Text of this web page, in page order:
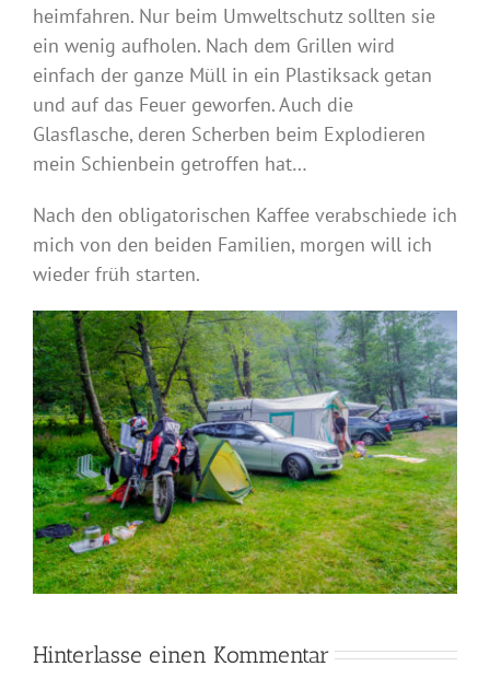
heimfahren. Nur beim Umweltschutz sollten sie
ein wenig aufholen. Nach dem Grillen wird
einfach der ganze Müll in ein Plastiksack getan
und auf das Feuer geworfen. Auch die
Glasflasche, deren Scherben beim Explodieren
mein Schienbein getroffen hat…
Nach den obligatorischen Kaffee verabschiede ich
mich von den beiden Familien, morgen will ich
wieder früh starten.
Hinterlasse einen Kommentar